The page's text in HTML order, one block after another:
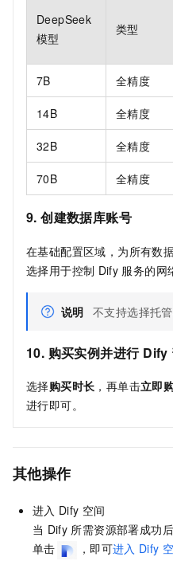
DeepSeek
模型
类型
7B 全精度
14B 全精度
32B 全精度
70B 全精度
9. 创建数据库账号
在基础配置区域，为所有数
选择用于控制 Dify 服务的网
说明 不支持选择托
10. 购买实例并进行 Dify
选择购买时长 ，再单击立即
进行即可。
其他操作
进入 Dify 空间
当 Dify 所需资源部署成功
单击
，即可进入 Dify